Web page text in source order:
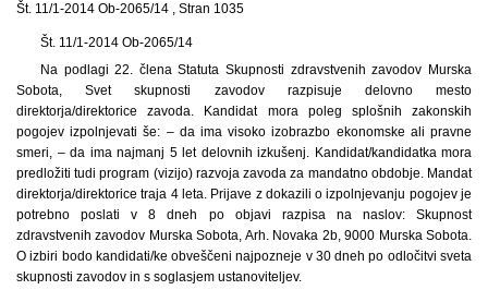
Št. 11/1-2014 Ob-2065/14 , Stran 1035
Št. 11/1-2014 Ob-2065/14
Na podlagi 22. člena Statuta Skupnosti zdravstvenih zavodov Murska
Sobota, Svet skupnosti zavodov razpisuje delovno mesto
direktorja/direktorice zavoda. Kandidat mora poleg splošnih zakonskih
pogojev izpolnjevati še: – da ima visoko izobrazbo ekonomske ali pravne
smeri, – da ima najmanj 5 let delovnih izkušenj. Kandidat/kandidatka mora
predložiti tudi program (vizijo) razvoja zavoda za mandatno obdobje. Mandat
direktorja/direktorice traja 4 leta. Prijave z dokazili o izpolnjevanju pogojev je
potrebno poslati v 8 dneh po objavi razpisa na naslov: Skupnost
zdravstvenih zavodov Murska Sobota, Arh. Novaka 2b, 9000 Murska Sobota.
O izbiri bodo kandidati/ke obveščeni najpozneje v 30 dneh po odločitvi sveta
skupnosti zavodov in s soglasjem ustanoviteljev.